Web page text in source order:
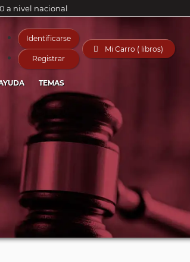
a nivel nacional
Identificarse
Registrar
 Mi Carro ( libros)
TEMAS